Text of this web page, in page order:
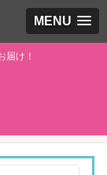
MENU
届け！